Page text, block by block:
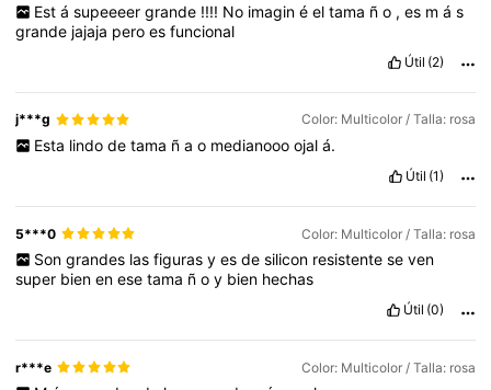
Est á supeeeer grande !!!! No imagin é el tama ñ o , es m á s
grande jajaja peroesfuncional
Útil (2)
j***g Color: Multicolor / Talla: rosa
Esta lindo de tama ñ a o medianooo ojal á.
Útil (1)
5***0 Color: Multicolor / Talla: rosa
Son grandes las figuras y es de silicon resistente se ven
super bienenesetama ñoy bien hechas
Útil (0)
r***e Color: Multicolor / Talla: rosa